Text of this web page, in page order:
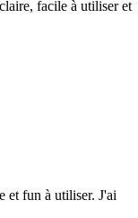
facile à utiliser et
et fun à utiliser. J'ai